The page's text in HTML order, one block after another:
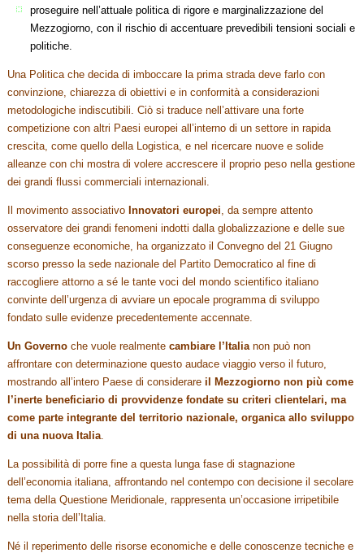
proseguire nell’attuale politica di rigore e marginalizzazione del
Mezzogiorno, con il rischio di accentuare prevedibili tensioni sociali e
politiche.
Una Politica che decida di imboccare la prima strada deve farlo con
convinzione, chiarezza di obiettivi e in conformità a considerazioni
metodologiche indiscutibili. Ciò si traduce nell’attivare una forte
competizione con altri Paesi europei all’interno di un settore in rapida
crescita, come quello della Logistica, e nel ricercare nuove e solide
alleanze con chi mostra di volere accrescere il proprio peso nella gestione
dei grandi flussi commerciali internazionali.
Il movimento associativo Innovatori europei, da sempre attento
osservatore dei grandi fenomeni indotti dalla globalizzazione e delle sue
conseguenze economiche, ha organizzato il Convegno del 21 Giugno
scorso presso la sede nazionale del Partito Democratico al fine di
raccogliere attorno a sé le tante voci del mondo scientifico italiano
convinte dell’urgenza di avviare un epocale programma di sviluppo
fondato sulle evidenze precedentemente accennate.
Un Governo che vuole realmentecambiare l’Italianon può non
affrontare con determinazione questo audace viaggio verso il futuro,
mostrando all’intero Paese di considerareil Mezzogiorno non più come
l’inerte beneficiario di provvidenze fondate su criteri clientelari, ma
come parte integrante del territorio nazionale, organica allo sviluppo
di una nuova Italia.
La possibilità di porre fine a questa lunga fase di stagnazione
dell’economia italiana, affrontando nel contempo con decisione il secolare
tema della Questione Meridionale, rappresenta un’occasione irripetibile
nella storia dell’Italia.
Né il reperimento delle risorse economiche e delle conoscenze tecniche e